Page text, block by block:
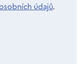
údajů.